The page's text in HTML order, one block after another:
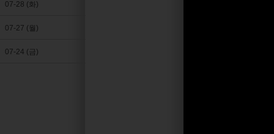
07-28 (화)
07-27 (월)
07-24 (금)